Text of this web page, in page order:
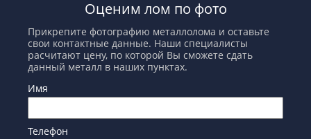
Оценим лом по фото
Прикрепите фотографию металлолома и оставьте
свои контактные данные. Наши специалисты
расчитают цену, по которой Вы сможете сдать
данный металл в наших пунктах.
Имя
Телефон